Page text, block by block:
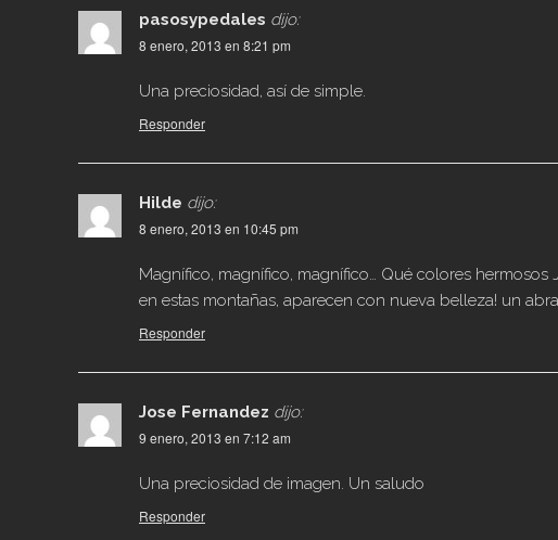
pasosypedales dijo:
8 enero, 2013 en 8:21 pm
Una preciosidad, así de simple.
Responder
Hilde dijo:
8 enero, 2013 en 10:45 pm
Magnífico, magnífico, magnífico… Qué colores
en estas montañas, aparecen con nueva belleza! un
Responder
Jose Fernandez dijo:
9 enero, 2013 en 7:12 am
Una preciosidad de imagen. Un saludo
Responder